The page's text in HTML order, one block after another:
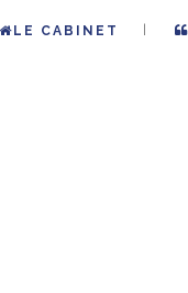
LE CABINET